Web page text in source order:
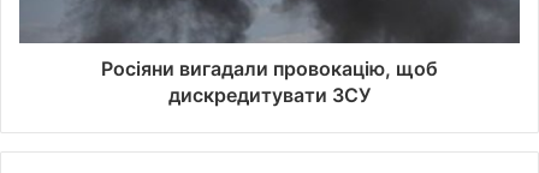
Росіяни вигадали провокацію, щоб
дискредитувати ЗСУ